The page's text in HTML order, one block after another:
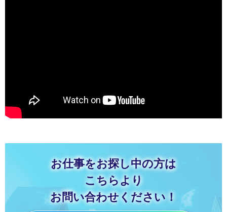
お仕事をお探し中の方は
こちらより
お問い合わせください！